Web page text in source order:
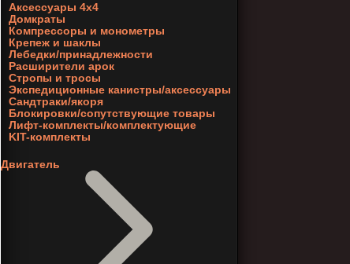
Аксессуары 4х4
Домкраты
Компрессоры и монометры
Крепеж и шаклы
Лебедки/принадлежности
Расширители арок
Стропы и тросы
Экспедиционные канистры/аксессуары
Сандтраки/якоря
Блокировки/сопутствующие товары
Лифт-комплекты/комплектующие
KIT-комплекты
Двигатель